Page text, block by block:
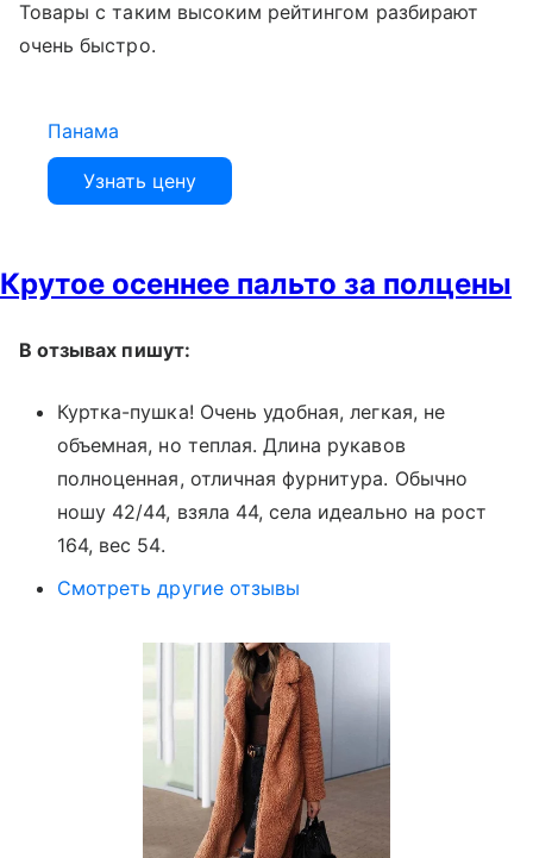
Товары с таким высоким рейтингом разбирают
очень быстро.
Панама
Узнать цену
Крутое осеннее пальто за полцены
В отзывах пишут:
Куртка-пушка! Очень удобная, легкая, не
объемная, но теплая. Длина рукавов
полноценная, отличная фурнитура. Обычно
ношу 42/44, взяла 44, села идеально на рост
164, вес 54.
Смотреть другие отзывы